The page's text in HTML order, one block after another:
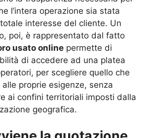
l’intera operazione sia stata
interesse del cliente. Un
poi, è rappresentato dal fatto
usato online permette di
di accedere ad una platea
per scegliere quello che
proprie esigenze, senza
ai confini territoriali imposti dalla
geografica.